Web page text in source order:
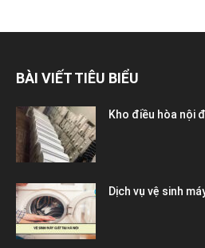
BÀI VIẾT TIÊU BIỂU
Kho điều hòa nội
Dịch vụ vệ sinh